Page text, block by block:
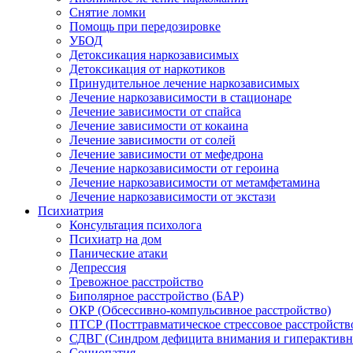
Снятие ломки
Помощь при передозировке
УБОД
Детоксикация наркозависимых
Детоксикация от наркотиков
Принудительное лечение наркозависимых
Лечение наркозависимости в стационаре
Лечение зависимости от спайса
Лечение зависимости от кокаина
Лечение зависимости от солей
Лечение зависимости от мефедрона
Лечение наркозависимости от героина
Лечение наркозависимости от метамфетамина
Лечение наркозависимости от экстази
Психиатрия
Консультация психолога
Психиатр на дом
Панические атаки
Депрессия
Тревожное расстройство
Биполярное расстройство (БАР)
ОКР (Обсессивно-компульсивное расстройство)
ПТСР (Посттравматическое стрессовое
СДВГ (Синдром дефицита внимания и